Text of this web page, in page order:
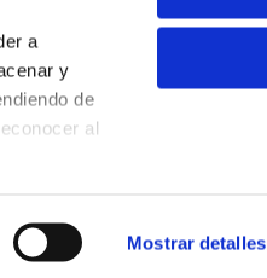
a
y
de
al
o
Mostrar detalles
Oficina virtual
Info ecoparques
Contacto
Aviso Legal